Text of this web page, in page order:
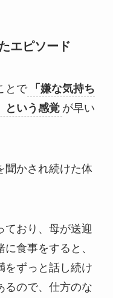
エピソード
とで
「嫌な気持ち
という感覚 が早い
聞かされ続けた体
ており、母が送迎
食事をすると、
をずっと話し続け
るので、仕方のな